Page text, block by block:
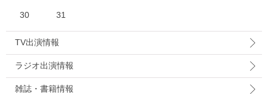
30 31
TV出演情報
ラジオ出演情報
雑誌・書籍情報